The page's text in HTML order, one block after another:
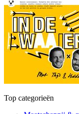
Top categorieën